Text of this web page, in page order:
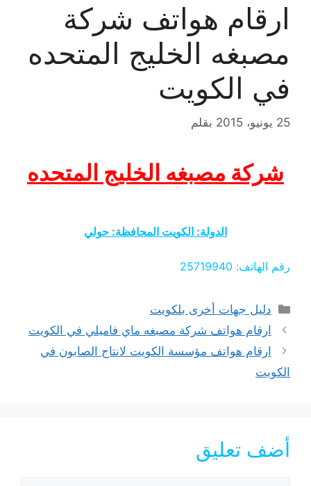
ارقام هواتف شركة
مصبغه الخليج المتحده
في الكويت
25 يونيو، 2015 بقلم
شركة مصبغه الخليج المتحده
الدولة: الكويت المحافظة: حولي
رقم الهاتف: 25719940
التصنيفات
دليل جهات أخرى بلكويت
ارقام هواتف شركة مصبغه ماي فاميلي في الكويت
ارقام هواتف مؤسسة الكويت لانتاج الصابون في
الكويت
أضف تعليق